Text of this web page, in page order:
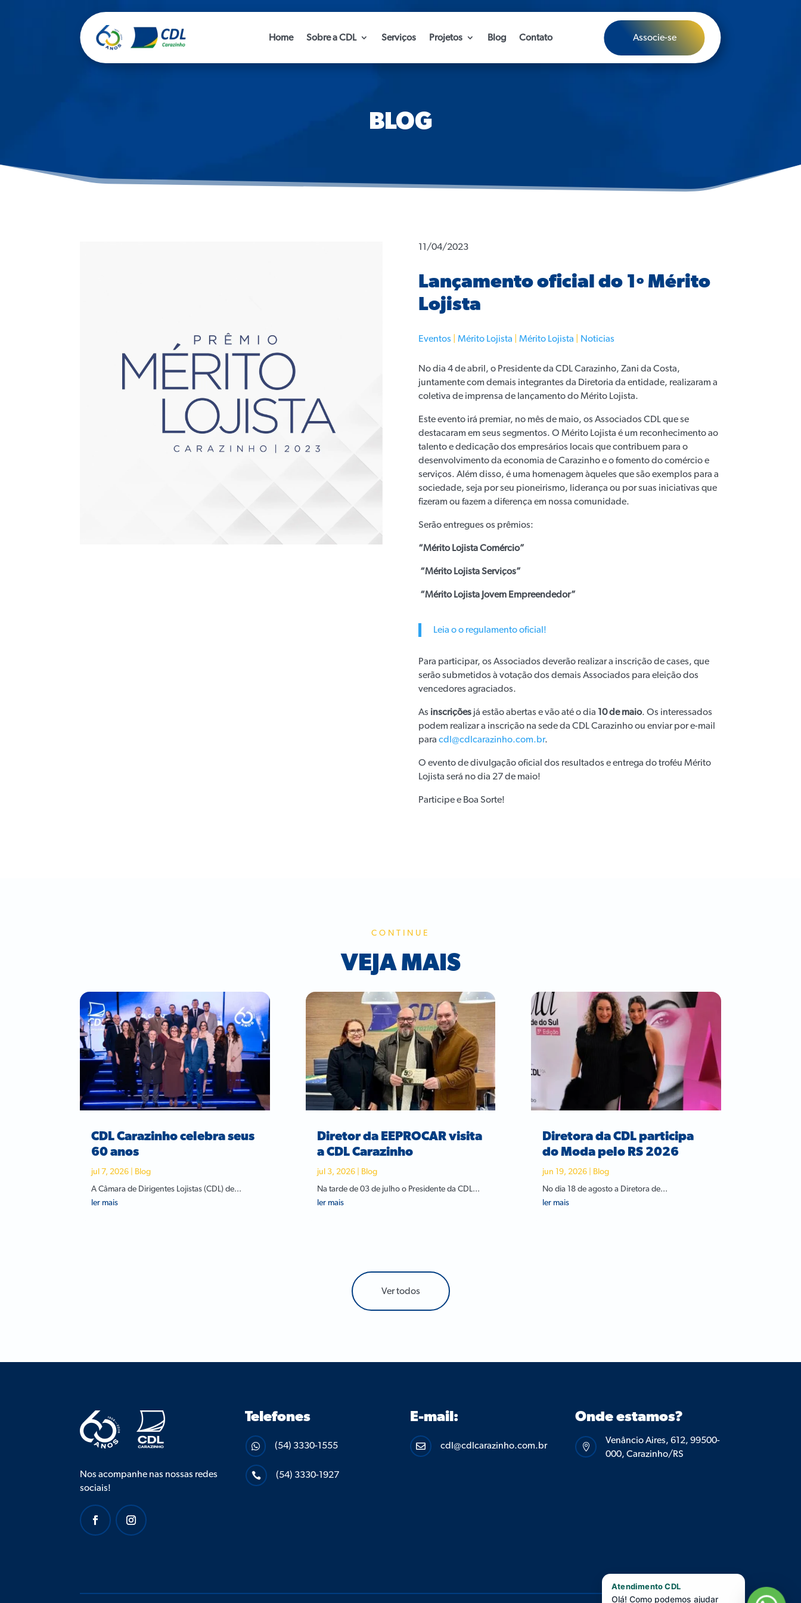
Home Sobre a CDL Serviços Projetos Blog Contato Associe-se
BLOG
11/04/2023
Lançamento oficial do 1º Mérito
Lojista
Eventos Mérito Lojista Mérito Lojista Noticias
No dia 4 de abril, o Presidente da CDL Carazinho, Zani da Costa,
juntamente com demais integrantes da Diretoria da entidade, realizaram a
coletiva de imprensa de lançamento do Mérito Lojista.
Este evento irá premiar, no mês de maio, os Associados CDL que se
destacaram em seus segmentos. O Mérito Lojista é um reconhecimento ao
talento e dedicação dos empresários locais que contribuem para o
desenvolvimento da economia de Carazinho e o fomento do comércio e
serviços. Além disso, é uma homenagem àqueles que são exemplos para a
sociedade, seja por seu pioneirismo, liderança ou por suas iniciativas que
fizeram ou fazem a diferença em nossa comunidade.
Serão entregues os prêmios:
“Mérito Lojista Comércio”
“Mérito Lojista Serviços”
“Mérito Lojista Jovem Empreendedor”
Leia o o regulamento oficial!
Para participar, os Associados deverão realizar a inscrição de cases, que
serão submetidos à votação dos demais Associados para eleição dos
vencedores agraciados.
As inscriçõesjá estão abertas e vão até o dia 10 de maio. Os interessados
podem realizar a inscrição na sede da CDL Carazinho ou enviar por e-mail
para cdl@cdlcarazinho.com.br.
O evento de divulgação oficial dos resultados e entrega do troféu Mérito
Lojista será no dia 27 de maio!
Participe e Boa Sorte!
CONTINUE
VEJA MAIS
CDL Carazinho celebra seus
60 anos
jul 7, 2026 Blog
A Câmara de Dirigentes Lojistas (CDL) de...
ler mais
Diretor da EEPROCAR visita
a CDL Carazinho
jul 3, 2026| Blog
Na tarde de 03 de julho o Presidente da CDL...
ler mais
Diretora da CDL participa
do Moda pelo RS 2026
jun 19, 2026| Blog
No dia 18 de agosto a Diretora de...
ler mais
Ver todos
Nos acompanhe nas nossas redes
sociais!
Telefones
 (54) 3330-1555
 (54) 3330-1927
E-mail:
 cdl@cdlcarazinho.com.br
Onde estamos?

Venâncio Aires, 612, 99500-
000, Carazinho/RS
Atendimento CDL
Olá! Como podemos ajudar